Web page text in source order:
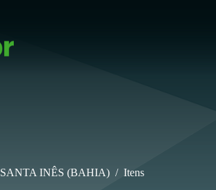
SANTA INÊS (BAHIA) / Itens